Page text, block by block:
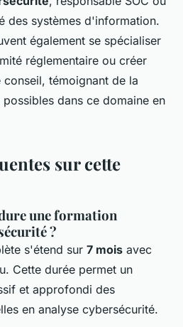
des systèmes d'information.
également se spécialiser
réglementaire ou créer
témoignant de la
dans ce domaine en
sur cette
une formation
?
s'étend sur 7 mois avec
Cette durée permet un
et approfondi des
en analyse cybersécurité.